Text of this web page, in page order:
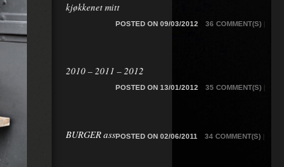
kjøkkenet mitt
36 COMMENT(S) |
POSTED ON 09/03/2012
2010 – 2011 – 2012
35 COMMENT(S) |
POSTED ON 13/01/2012
BURGER ass 34 COMMENT(S) |
POSTED ON 02/06/2011